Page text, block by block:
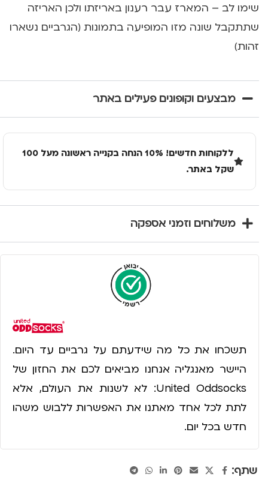
שימו לב – המארז עבר רענון באריזתו ולכן האריזה
שתתקבל שונה מזו המופיעה בתמונות (הגרביים נשארו
זהות)
מבצעים וקופונים פעילים באתר
ללקוחות חדשים! 10% הנחה בקנייה ראשונה מעל 100
שקל באתר.
משלוחים וזמני אספקה
תשכחו את כל מה שידעתם על גרביים עד היום.
היישר מאנגליה אנחנו מביאים לכם את החזון של
United Oddsocks: לא לשנות את העולם, אלא
לתת לכל אחד מאתנו את האפשרות ללבוש משהו
חדש בכל יום.
שתף: